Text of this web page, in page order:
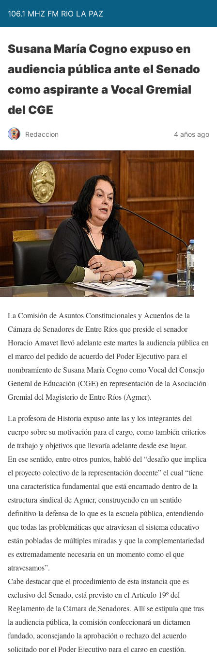
106.1 MHZ FM RIO LA PAZ
Susana María Cogno expuso en
audiencia pública ante el Senado
como aspirante a Vocal Gremial
del CGE
Redaccion 4 años ago
La Comisión de Asuntos Constitucionales y Acuerdos de la
Cámara de Senadores de Entre Ríos que preside el senador
Horacio Amavet llevó adelante este martes la audiencia pública en
el marco del pedido de acuerdo del Poder Ejecutivo para el
nombramiento de Susana María Cogno como Vocal del Consejo
General de Educación (CGE) en representación de la Asociación
Gremial del Magisterio de Entre Ríos (Agmer).
La profesora de Historia expuso ante las y los integrantes del
cuerpo sobre su motivación para el cargo, como también criterios
de trabajo y objetivos que llevaría adelante desde ese lugar.
En ese sentido, entre otros puntos, habló del “desafío que implica
el proyecto colectivo de la representación docente” el cual “tiene
una característica fundamental que está encarnado dentro de la
estructura sindical de Agmer, construyendo en un sentido
definitivo la defensa de lo que es la escuela pública, entendiendo
que todas las problemáticas que atraviesan el sistema educativo
están pobladas de múltiples miradas y que la complementariedad
es extremadamente necesaria en un momento como el que
atravesamos”.
Cabe destacar que el procedimiento de esta instancia que es
exclusivo del Senado, está previsto en el Artículo 19º del
Reglamento de la Cámara de Senadores. Allí se estipula que tras
la audiencia pública, la comisión confeccionará un dictamen
fundado, aconsejando la aprobación o rechazo del acuerdo
solicitado por el Poder Ejecutivo para el cargo en cuestión.